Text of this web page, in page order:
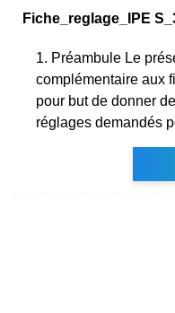
Fiche_reglage_IPE
1. Préambule Le
complémentaire aux
pour but de donner
réglages demandés